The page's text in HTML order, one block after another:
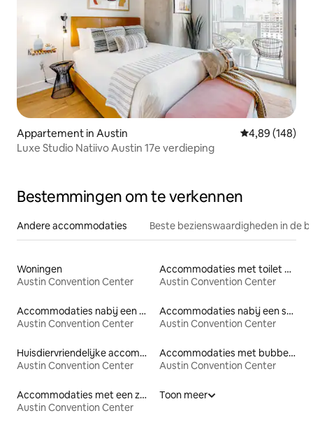
Appartement in Austin Gemiddelde
4,89 (148)
Luxe Studio Natiivo Austin 17e verdieping
Bestemmingen om te verkennen
Andere accommodaties Beste bezienswaardigheden in de
Woningen
Austin Convention Center
Accommodaties met toilet op toegankelijke hoogte
Austin Convention Center
Accommodaties nabij een meer
Austin Convention Center
Accommodaties nabij een strand
Austin Convention Center
Huisdiervriendelijke accommodaties
Austin Convention Center
Accommodaties met bubbelbad
Austin Convention Center
Accommodaties met een zwembad
Austin Convention Center
Toon meer